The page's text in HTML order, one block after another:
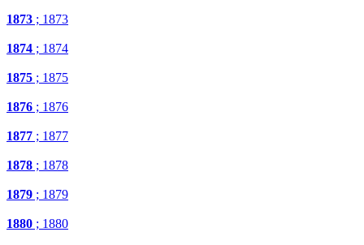
1873 ; 1873
1874 ; 1874
1875 ; 1875
1876 ; 1876
1877 ; 1877
1878 ; 1878
1879 ; 1879
1880 ; 1880